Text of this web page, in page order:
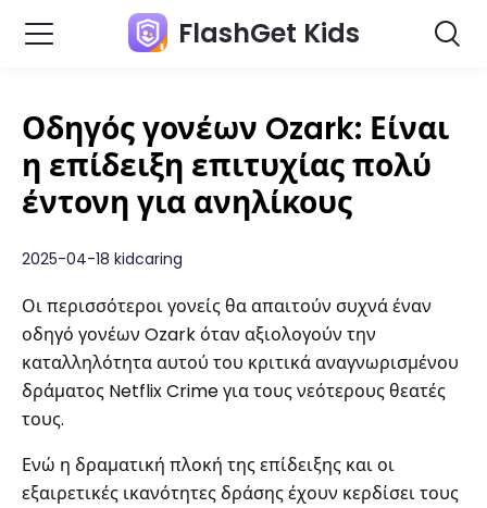
FlashGet Kids
Οδηγός γονέων Ozark: Είναι
η επίδειξη επιτυχίας πολύ
έντονη για ανηλίκους
2025-04-18 kidcaring
Οι περισσότεροι γονείς θα απαιτούν συχνά έναν
οδηγό γονέων Ozark όταν αξιολογούν την
καταλληλότητα αυτού του κριτικά αναγνωρισμένου
δράματος Netflix Crime για τους νεότερους θεατές
τους.
Ενώ η δραματική πλοκή της επίδειξης και οι
εξαιρετικές ικανότητες δράσης έχουν κερδίσει τους